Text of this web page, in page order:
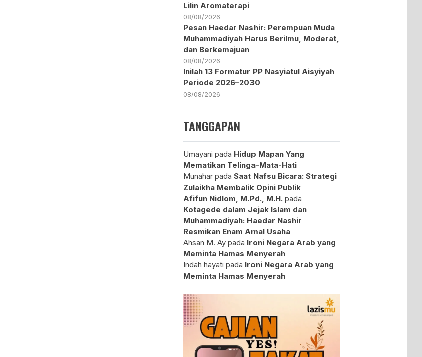
Lilin Aromaterapi
08/08/2026
Pesan Haedar Nashir: Perempuan Muda
Muhammadiyah Harus Berilmu, Moderat,
dan Berkemajuan
08/08/2026
Inilah 13 Formatur PP Nasyiatul Aisyiyah
Periode 2026–2030
08/08/2026
TANGGAPAN
Umayani pada Hidup Mapan Yang
Mematikan Telinga-Mata-Hati
Munahar padaSaat Nafsu Bicara: Strategi
Zulaikha Membalik Opini Publik
Afifun Nidlom, M.Pd., M.H. pada
Kotagede dalam Jejak Islam dan
Muhammadiyah: Haedar Nashir
Resmikan Enam Amal Usaha
Ahsan M. Ay pada Ironi Negara Arab yang
Meminta Hamas Menyerah
Indah hayati pada Ironi Negara Arab yang
Meminta Hamas Menyerah